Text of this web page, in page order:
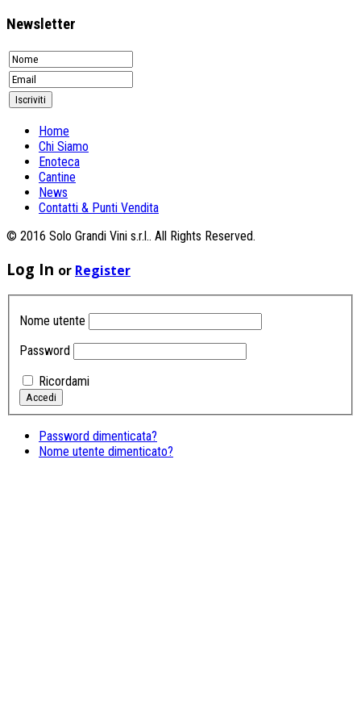
Newsletter
Home
Chi Siamo
Enoteca
Cantine
News
Contatti & Punti Vendita
© 2016 Solo Grandi Vini s.r.l.. All Rights Reserved.
Log In or Register
Nome utente
Password
Ricordami
Password dimenticata?
Nome utente dimenticato?